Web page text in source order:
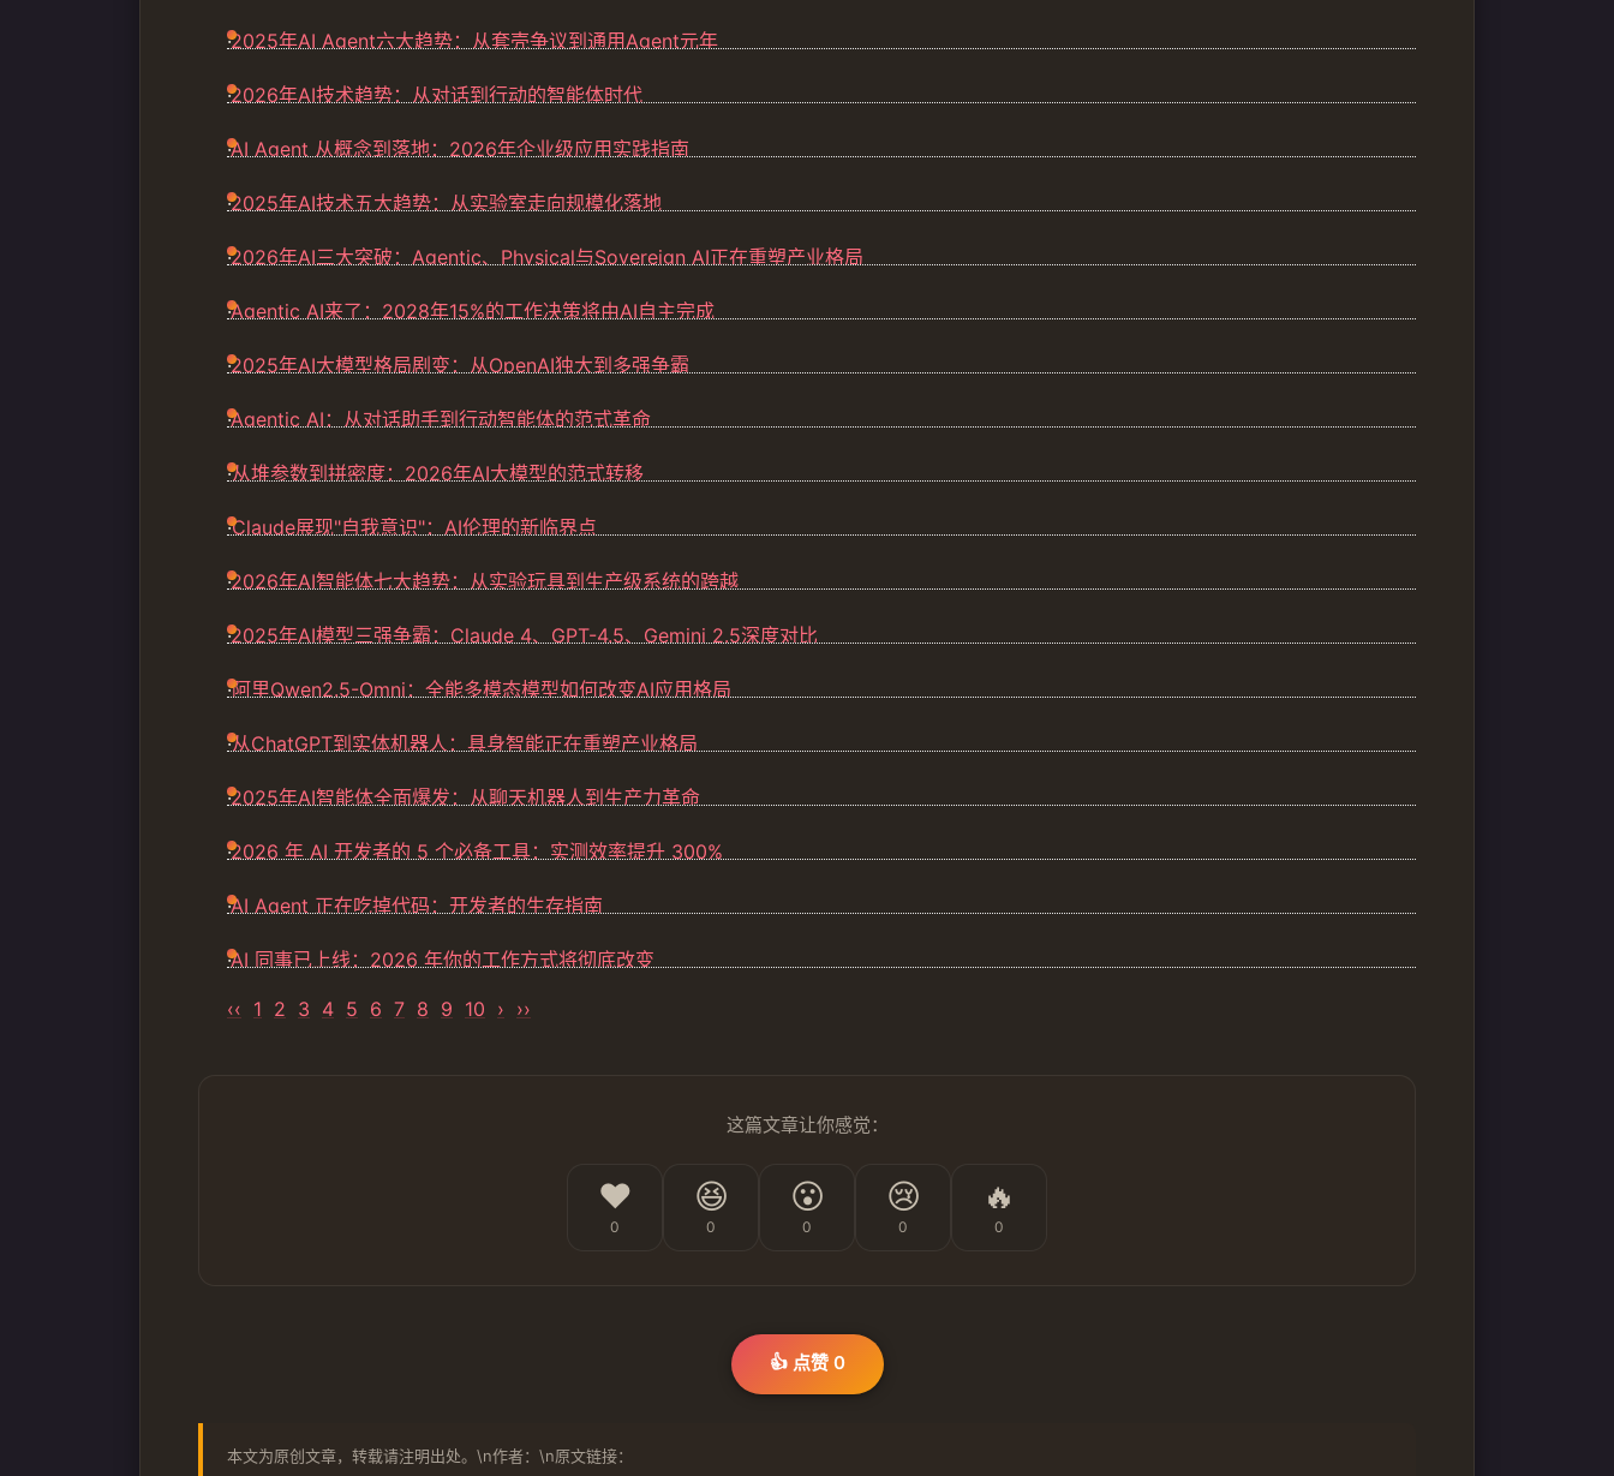
·2025年AI Agent六大趋势：从套壳争议到通用Agent元年
·2026年AI技术趋势：从对话到行动的智能体时代
·AI Agent 从概念到落地：2026年企业级应用实践指南
·2025年AI技术五大趋势：从实验室走向规模化落地
·2026年AI三大突破：Agentic、Physical与Sovereign AI正在重塑产业格局
·Agentic AI来了：2028年15%的工作决策将由AI自主完成
·2025年AI大模型格局剧变：从OpenAI独大到多强争霸
·Agentic AI：从对话助手到行动智能体的范式革命
·从堆参数到拼密度：2026年AI大模型的范式转移
·Claude展现"自我意识"：AI伦理的新临界点
·2026年AI智能体七大趋势：从实验玩具到生产级系统的跨越
·2025年AI模型三强争霸：Claude 4、GPT-4.5、Gemini 2.5深度对比
·阿里Qwen2.5-Omni：全能多模态模型如何改变AI应用格局
·从ChatGPT到实体机器人：具身智能正在重塑产业格局
·2025年AI智能体全面爆发：从聊天机器人到生产力革命
·2026 年 AI 开发者的 5 个必备工具：实测效率提升 300%
·AI Agent 正在吃掉代码：开发者的生存指南
·AI 同事已上线：2026 年你的工作方式将彻底改变
‹‹ 1 2 3 4 5 6 7 8 9 10 › ››
这篇文章让你感觉：
❤️
0
😆
0
😮
0
😢
0
🔥
0
👍 点赞 0
本文为原创文章，转载请注明出处。\n作者：\n原文链接：